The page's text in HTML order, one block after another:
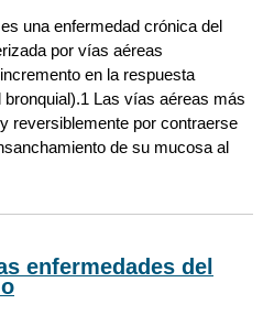
una enfermedad crónica del
por vías aéreas
en la respuesta
Las vías aéreas más
reversiblemente por contraerse
de su mucosa al
enfermedades del